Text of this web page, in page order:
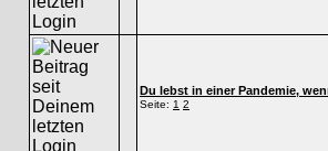
Du lebst in einer Pandemie,
Seite: 1 2